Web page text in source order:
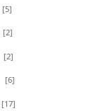
[5]
[2]
[2]
[6]
[17]